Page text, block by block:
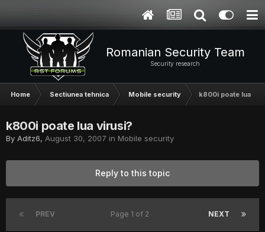
Romanian Security Team
Security research
Home Sectiunea tehnica Mobile security k800i poate lua
k800i poate lua virusi?
By Aditz6, August 30, 2007 in Mobile security
Reply to this topic
PREV NEXT
Page 1 of 2